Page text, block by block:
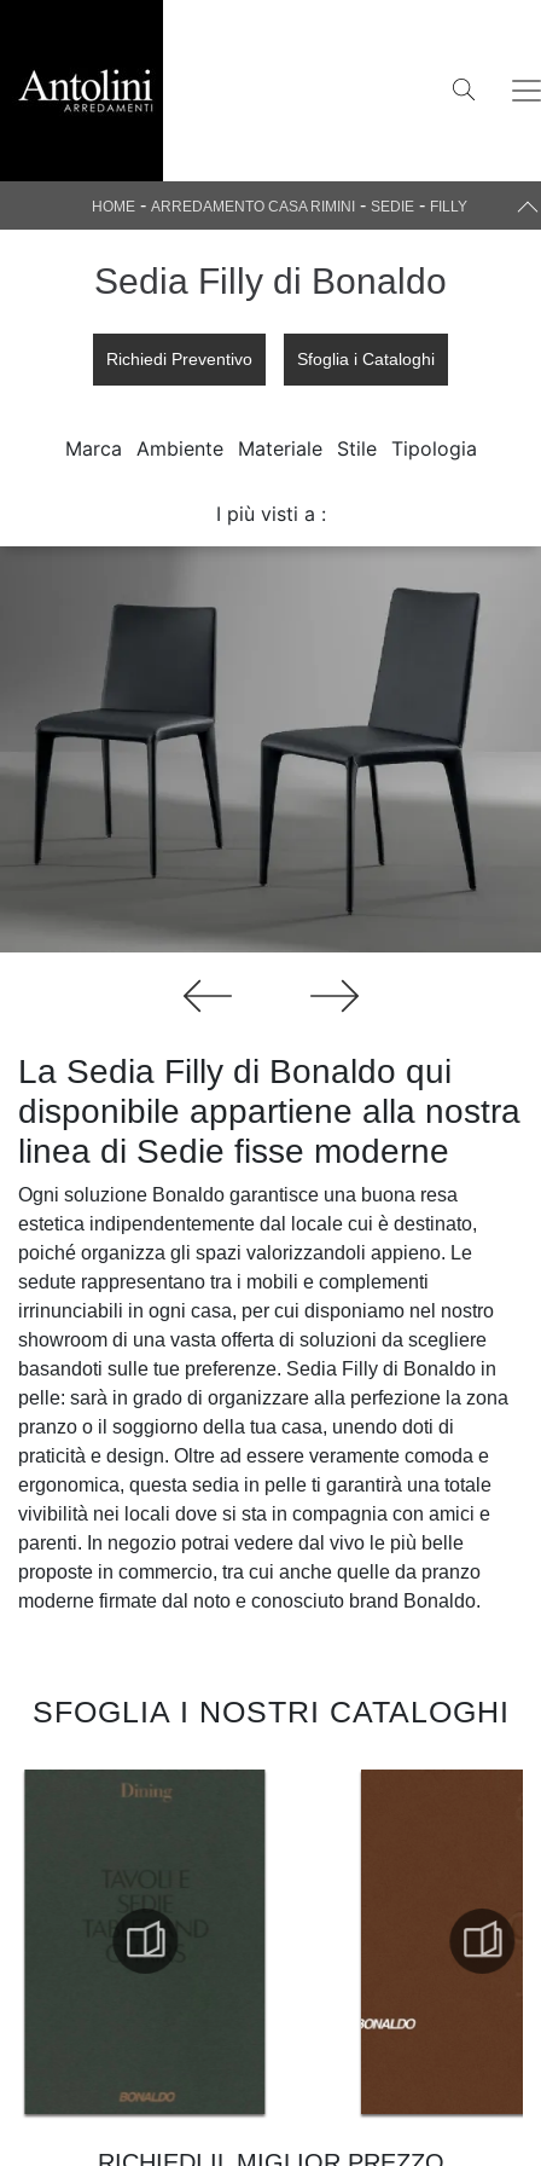
HOME - ARREDAMENTO CASA RIMINI - SEDIE - FILLY
Sedia Filly di Bonaldo
Richiedi Preventivo Sfoglia i Cataloghi
Marca Ambiente Materiale Stile Tipologia
I più visti a :
La Sedia Filly di Bonaldo qui
disponibile appartiene alla nostra
linea di Sedie fisse moderne
Ogni soluzione Bonaldo garantisce una buona resa
estetica indipendentemente dal locale cui è destinato,
poiché organizza gli spazi valorizzandoli appieno. Le
sedute rappresentano tra i mobili e complementi
irrinunciabili in ogni casa, per cui disponiamo nel nostro
showroom di una vasta offerta di soluzioni da scegliere
basandoti sulle tue preferenze. Sedia Filly di Bonaldo in
pelle: sarà in grado di organizzare alla perfezione la zona
pranzo o il soggiorno della tua casa, unendo doti di
praticità e design. Oltre ad essere veramente comoda e
ergonomica, questa sedia in pelle ti garantirà una totale
vivibilità nei locali dove si sta in compagnia con amici e
parenti. In negozio potrai vedere dal vivo le più belle
proposte in commercio, tra cui anche quelle da pranzo
moderne firmate dal noto e conosciuto brand Bonaldo.
SFOGLIA I NOSTRI CATALOGHI